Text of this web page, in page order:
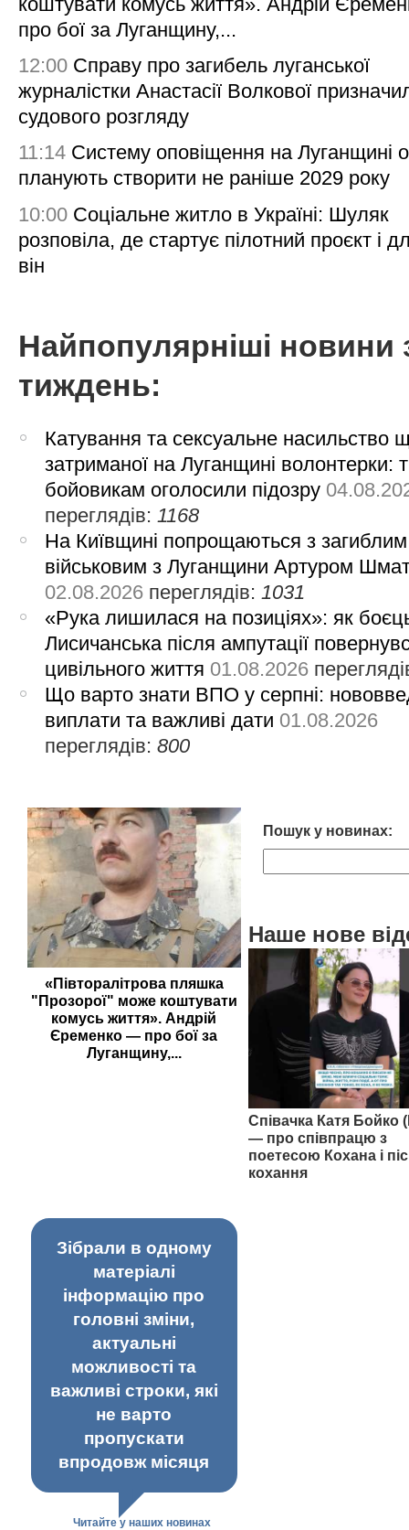
про бої за Луганщину,...
12:00 Справу про загибель луганської
журналістки Анастасії Волкової
судового розгляду
11:14 Систему оповіщення на Луганщині
планують створити не раніше 2029 року
10:00 Соціальне житло в Україні: Шуляк
розповіла, де стартує пілотний проєкт і
він
Найпопулярніші новини
тиждень:
Катування та сексуальне насильство
затриманої на Луганщині волонтерки:
бойовикам оголосили підозру
переглядів: 1168
На Київщині попрощаються з загиблим
військовим з Луганщини Артуром
02.08.2026 переглядів: 1031
«Рука лишилася на позиціях»: як
Лисичанська після ампутації
цивільного життя 01.08.2026
Що варто знати ВПО у серпні:
виплати та важливі дати 01.08.2026
переглядів:800
«Півторалітрова пляшка
"Прозорої" може коштувати
комусь життя». Андрій
Єременко — про бої за
Луганщину,...
Пошук у новинах:
Наше нове
Співачка Катя Бойко
— про співпрацю з
поетесою Кохана і
кохання
Зібрали в одному
матеріалі
інформацію про
головні зміни,
актуальні
можливості та
важливі строки, які
не варто
пропускати
впродовж місяця
Читайте у наших новинах